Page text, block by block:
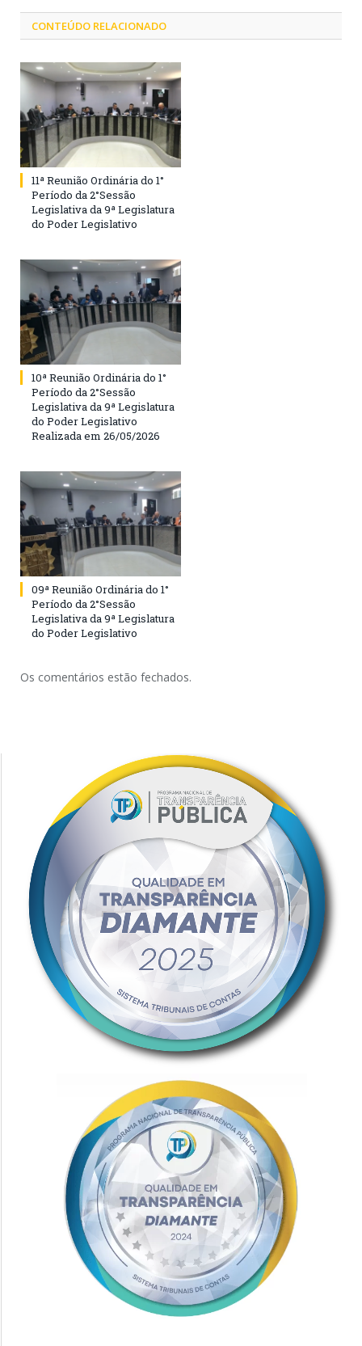
CONTEÚDO RELACIONADO
11ª Reunião Ordinária do 1°
Período da 2°Sessão
Legislativa da 9ª Legislatura
do Poder Legislativo
10ª Reunião Ordinária do 1°
Período da 2°Sessão
Legislativa da 9ª Legislatura
do Poder Legislativo
Realizada em 26/05/2026
09ª Reunião Ordinária do 1°
Período da 2°Sessão
Legislativa da 9ª Legislatura
do Poder Legislativo
Os comentários estão fechados.